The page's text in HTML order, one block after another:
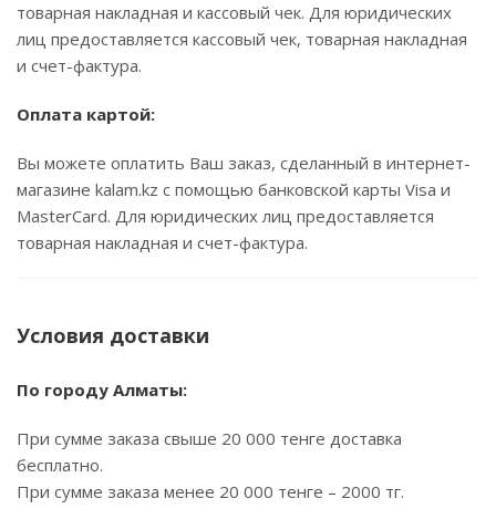
товарная накладная и кассовый чек. Для юридических
лиц предоставляется кассовый чек, товарная накладная
и счет-фактура.
Оплата картой:
Вы можете оплатить Ваш заказ, сделанный в интернет-
магазине kalam.kz с помощью банковской карты Visa и
MasterCard. Для юридических лиц предоставляется
товарная накладная и счет-фактура.
Условия доставки
По городу Алматы:
При сумме заказа свыше 20 000 тенге доставка
бесплатно.
При сумме заказа менее 20 000 тенге – 2000 тг.